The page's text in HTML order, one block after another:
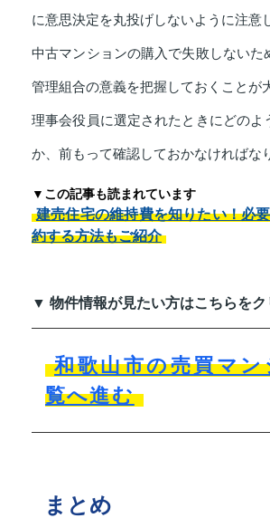
に意思決定を丸投げしないように注意
中古マンションの購入で失敗しないた
管理組合の意義を把握しておくことが
理事会役員に選定されたときにどのよ
か、前もって確認しておかなければな
▼この記事も読まれています
建売住宅の維持費を知りたい！必
約する方法もご紹介
▼ 物件情報が見たい方はこちらを
和歌山市の売買マ
覧へ進む
まとめ